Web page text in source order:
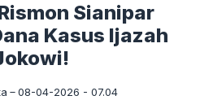
Sianipar
Kasus Ijazah
08-04-2026 - 07.04